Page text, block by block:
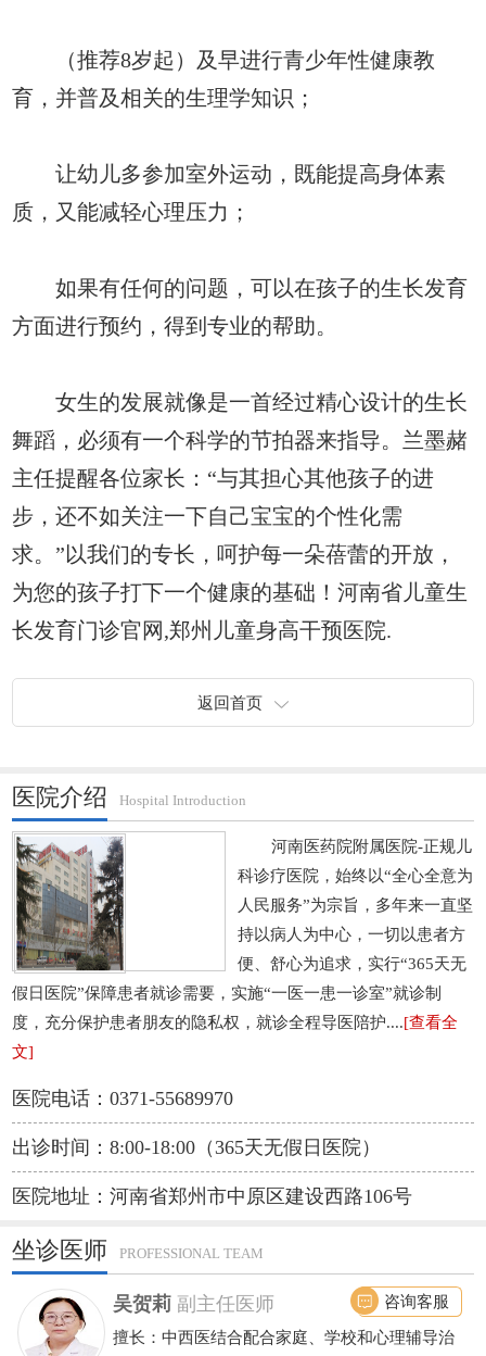
（推荐8岁起）及早进行青少年性健康教
育，并普及相关的生理学知识；
让幼儿多参加室外运动，既能提高身体素
质，又能减轻心理压力；
如果有任何的问题，可以在孩子的生长发育
方面进行预约，得到专业的帮助。
女生的发展就像是一首经过精心设计的生长
舞蹈，必须有一个科学的节拍器来指导。兰墨赭
主任提醒各位家长：“与其担心其他孩子的进
步，还不如关注一下自己宝宝的个性化需
求。”以我们的专长，呵护每一朵蓓蕾的开放，
为您的孩子打下一个健康的基础！河南省儿童生
长发育门诊官网,郑州儿童身高干预医院.
返回首页
医院介绍 Hospital Introduction
河南医药院附属医院-正规儿
科诊疗医院，始终以“全心全意为
人民服务”为宗旨，多年来一直坚
持以病人为中心，一切以患者方
便、舒心为追求，实行“365天无
假日医院”保障患者就诊需要，实施“一医一患一诊室”就诊制
度，充分保护患者朋友的隐私权，就诊全程导医陪护....[查看全
文]
医院电话：0371-55689970
出诊时间：8:00-18:00（365天无假日医院）
医院地址：河南省郑州市中原区建设西路106号
坐诊医师 PROFESSIONAL TEAM
吴贺莉 副主任医师
擅长：中西医结合配合家庭、学校和心理辅导治
咨询客服